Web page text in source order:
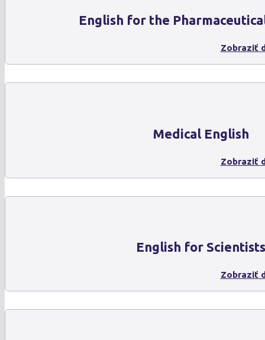
English for the
Zobraziť
Medical English
Zobraziť
English for Scientists
Zobraziť